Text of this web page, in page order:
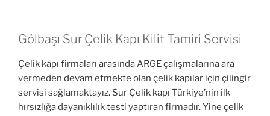
Gölbaşı Sur Çelik Kapı Kilit Tamiri Servisi
Çelik kapı firmaları arasında ARGE çalışmalarına ara
vermeden devam etmekte olan çelik kapılar için çilingir
servisi sağlamaktayız. Sur Çelik kapı Türkiye’nin ilk
hırsızlığa dayanıklılık testi yaptıran firmadır. Yine çelik